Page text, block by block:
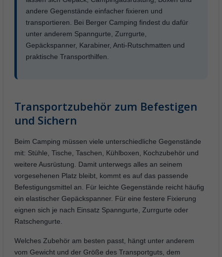
andere Gegenstände einfacher fixieren und
transportieren. Bei Berger Camping findest du dafür
unter anderem Spanngurte, Zurrgurte,
Gepäckspanner, Karabiner, Anti-Rutschmatten und
praktische Transporthilfen.
Transportzubehör zum Befestigen
und Sichern
Beim Camping müssen viele unterschiedliche Gegenstände
mit: Stühle, Tische, Taschen, Kühlboxen, Kochzubehör und
weitere Ausrüstung. Damit unterwegs alles an seinem
vorgesehenen Platz bleibt, kommt es auf das passende
Befestigungsmittel an. Für leichte Gegenstände reicht häufig
ein elastischer Gepäckspanner. Für eine festere Fixierung
eignen sich je nach Einsatz Spanngurte, Zurrgurte oder
Ratschengurte.
Welches Zubehör am besten passt, hängt unter anderem
vom Gewicht und der Größe des Transportguts, dem